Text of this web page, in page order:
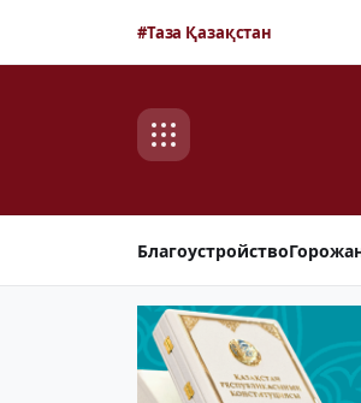
#Таза Қазақстан
Благоустройство